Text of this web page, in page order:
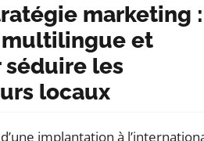
marketing :
et
les
locaux
implantation à